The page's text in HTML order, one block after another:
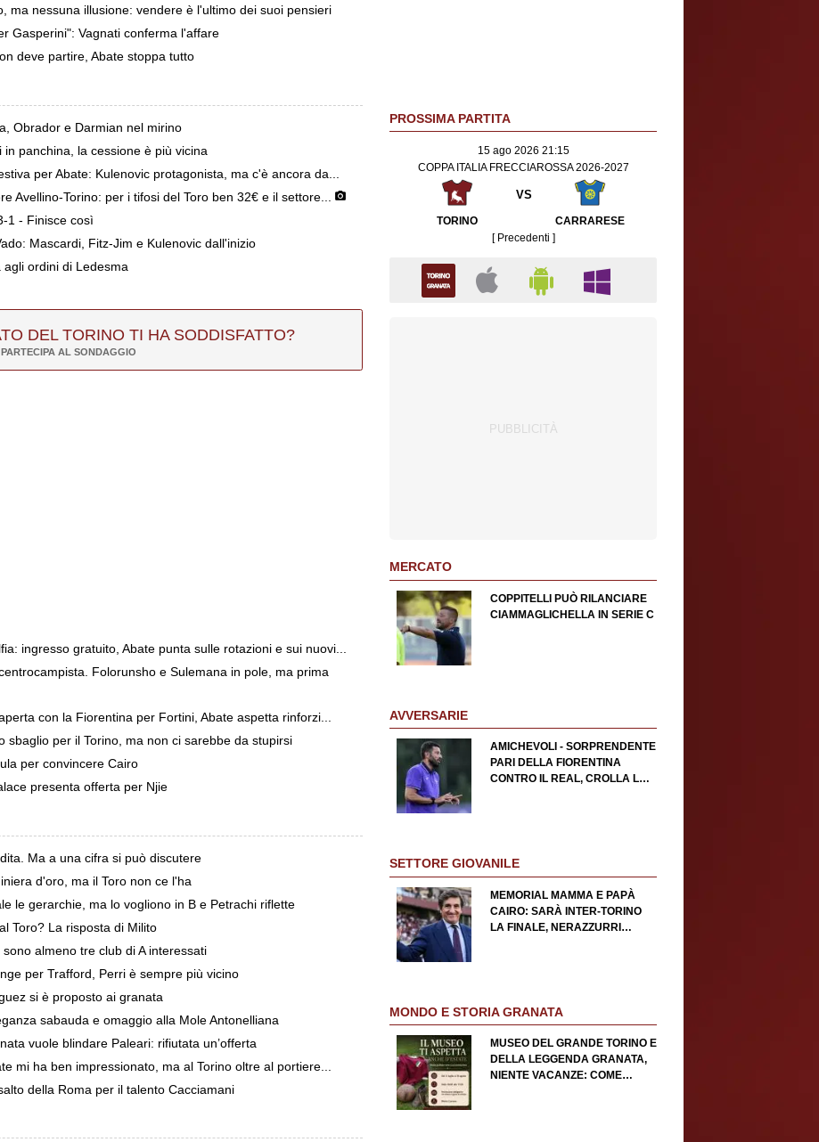
ma nessuna illusione: vendere è l'ultimo dei suoi pensieri
Gasperini": Vagnati conferma l'affare
deve partire, Abate stoppa tutto
Obrador e Darmian nel mirino
panchina, la cessione è più vicina
per Abate: Kulenovic protagonista, ma c'è ancora da...
Avellino-Torino: per i tifosi del Toro ben 32€ e il settore...
1 - Finisce così
Mascardi, Fitz-Jim e Kulenovic dall'inizio
ordini di Ledesma
DEL TORINO TI HA SODDISFATTO?
PARTECIPA AL SONDAGGIO
ingresso gratuito, Abate punta sulle rotazioni e sui nuovi...
Folorunsho e Sulemana in pole, ma prima
con la Fiorentina per Fortini, Abate aspetta rinforzi...
sbaglio per il Torino, ma non ci sarebbe da stupirsi
per convincere Cairo
presenta offerta per Njie
Ma a una cifra si può discutere
d'oro, ma il Toro non ce l'ha
le gerarchie, ma lo vogliono in B e Petrachi riflette
Toro? La risposta di Milito
almeno tre club di A interessati
per Trafford, Perri è sempre più vicino
si è proposto ai granata
sabauda e omaggio alla Mole Antonelliana
vuole blindare Paleari: rifiutata un’offerta
mi ha ben impressionato, ma al Torino oltre al portiere...
della Roma per il talento Cacciamani
PROSSIMA PARTITA
15 ago 2026 21:15
COPPA ITALIA FRECCIAROSSA 2026-2027
VS
TORINO
CARRARESE
[ Precedenti ]
MERCATO
COPPITELLI PUÒ RILANCIARE
CIAMMAGLICHELLA IN SERIE C
AVVERSARIE
AMICHEVOLI - SORPRENDENTE
PARI DELLA FIORENTINA
CONTRO IL REAL, CROLLA LA
SETTORE GIOVANILE
MEMORIAL MAMMA E PAPÀ
CAIRO: SARÀ INTER-TORINO
LA FINALE, NERAZZURRI
MONDO E STORIA GRANATA
MUSEO DEL GRANDE TORINO E
DELLA LEGGENDA GRANATA,
NIENTE VACANZE: COME